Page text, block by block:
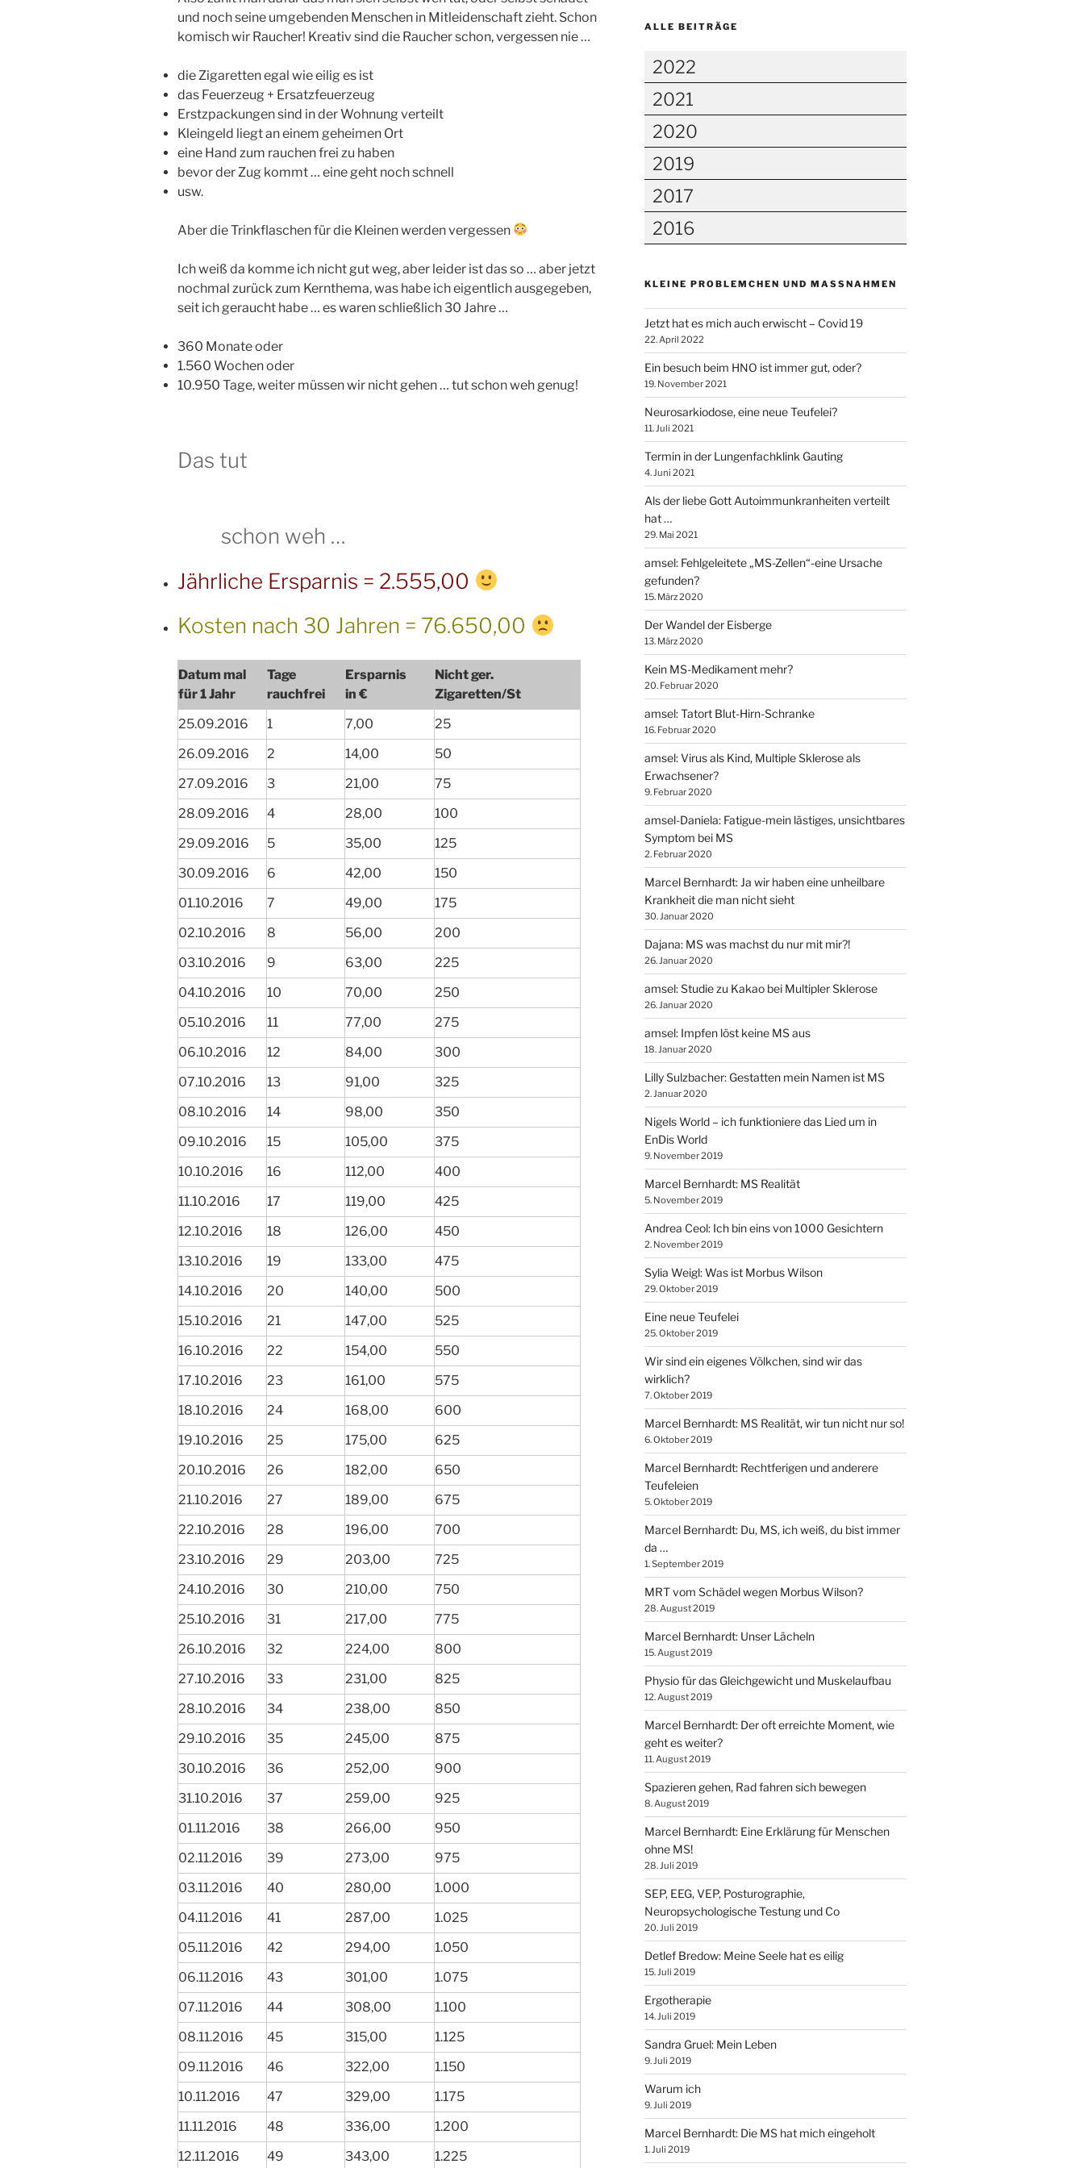
und noch seine umgebenden Menschen in Mitleidenschaft zieht. Schon
komisch wir Raucher! Kreativ sind die Raucher schon, vergessen nie …
die Zigaretten egal wie eilig es ist
das Feuerzeug + Ersatzfeuerzeug
Erstzpackungen sind in der Wohnung verteilt
Kleingeld liegt an einem geheimen Ort
eine Hand zum rauchen frei zu haben
bevor der Zug kommt … eine geht noch schnell
usw.
Aber die Trinkflaschen für die Kleinen werden vergessen
Ich weiß da komme ich nicht gut weg, aber leider ist das so … aber jetzt
nochmal zurück zum Kernthema, was habe ich eigentlich ausgegeben,
seit ich geraucht habe … es waren schließlich 30 Jahre …
360 Monate oder
1.560 Wochen oder
10.950 Tage, weiter müssen wir nicht gehen … tut schon weh genug!
Das tut
schon weh …
Jährliche Ersparnis = 2.555,00
Kosten nach 30 Jahren = 76.650,00
Datum mal
für 1 Jahr
Tage
rauchfrei
Ersparnis
in €
Nicht ger.
Zigaretten/St
25.09.2016
1 7,00
25
26.09.2016
2 14,00
50
27.09.2016
3 21,00
75
28.09.2016
4 28,00
100
29.09.2016
5 35,00
125
30.09.2016
6 42,00
150
01.10.2016
7 49,00
175
02.10.2016
8 56,00
200
03.10.2016
9 63,00
225
04.10.2016
10 70,00
250
05.10.2016
11 77,00
275
06.10.2016
12 84,00
300
07.10.2016
13 91,00
325
08.10.2016
14 98,00
350
09.10.2016
15 105,00
375
10.10.2016
16 112,00
400
11.10.2016
17 119,00
425
12.10.2016
18 126,00
450
13.10.2016
19 133,00
475
14.10.2016
20 140,00
500
15.10.2016
21 147,00
525
16.10.2016
22 154,00
550
17.10.2016
23 161,00
575
18.10.2016
24 168,00
600
19.10.2016
25 175,00
625
20.10.2016
26 182,00
650
21.10.2016
27 189,00
675
22.10.2016
28 196,00
700
23.10.2016
29 203,00
725
24.10.2016
30 210,00
750
25.10.2016
31 217,00
775
26.10.2016
32 224,00
800
27.10.2016
33 231,00
825
28.10.2016
34 238,00
850
29.10.2016
35 245,00
875
30.10.2016
36 252,00
900
31.10.2016
37 259,00
925
01.11.2016
38 266,00
950
02.11.2016
39 273,00
975
03.11.2016
40 280,00
1.000
04.11.2016
41 287,00
1.025
05.11.2016
42 294,00
1.050
06.11.2016
43 301,00
1.075
07.11.2016
44 308,00
1.100
08.11.2016
45 315,00
1.125
09.11.2016
46 322,00
1.150
10.11.2016
47 329,00
1.175
11.11.2016
48 336,00
1.200
12.11.2016
49 343,00 1.225
ALLE BEITRÄGE
2022
2021
2020
2019
2017
2016
KLEINE PROBLEMCHEN UND MASSNAHMEN
Jetzt hat es mich auch erwischt – Covid 19
22. April 2022
Ein besuch beim HNO ist immer gut, oder?
19. November 2021
Neurosarkiodose, eine neue Teufelei?
11. Juli 2021
Termin in der Lungenfachklink Gauting
4. Juni 2021
Als der liebe Gott Autoimmunkranheiten verteilt
hat …
29. Mai 2021
amsel: Fehlgeleitete „MS-Zellen“-eine Ursache
gefunden?
15. März 2020
Der Wandel der Eisberge
13. März 2020
Kein MS-Medikament mehr?
20. Februar 2020
amsel: Tatort Blut-Hirn-Schranke
16. Februar 2020
amsel: Virus als Kind, Multiple Sklerose als
Erwachsener?
9. Februar 2020
amsel-Daniela: Fatigue-mein lästiges, unsichtbares
Symptom bei MS
2. Februar 2020
Marcel Bernhardt: Ja wir haben eine unheilbare
Krankheit die man nicht sieht
30. Januar 2020
Dajana: MS was machst du nur mit mir?!
26. Januar 2020
amsel: Studie zu Kakao bei Multipler Sklerose
26. Januar 2020
amsel: Impfen löst keine MS aus
18. Januar 2020
Lilly Sulzbacher: Gestatten mein Namen ist MS
2. Januar 2020
Nigels World – ich funktioniere das Lied um in
EnDis World
9. November 2019
Marcel Bernhardt: MS Realität
5. November 2019
Andrea Ceol: Ich bin eins von 1000 Gesichtern
2. November 2019
Sylia Weigl: Was ist Morbus Wilson
29. Oktober 2019
Eine neue Teufelei
25. Oktober 2019
Wir sind ein eigenes Völkchen, sind wir das
wirklich?
7. Oktober 2019
Marcel Bernhardt: MS Realität, wir tun nicht nur so!
6. Oktober 2019
Marcel Bernhardt: Rechtferigen und anderere
Teufeleien
5. Oktober 2019
Marcel Bernhardt: Du, MS, ich weiß, du bist immer
da …
1. September 2019
MRT vom Schädel wegen Morbus Wilson?
28. August 2019
Marcel Bernhardt: Unser Lächeln
15. August 2019
Physio für das Gleichgewicht und Muskelaufbau
12. August 2019
Marcel Bernhardt: Der oft erreichte Moment, wie
geht es weiter?
11. August 2019
Spazieren gehen, Rad fahren sich bewegen
8. August 2019
Marcel Bernhardt: Eine Erklärung für Menschen
ohne MS!
28. Juli 2019
SEP, EEG, VEP, Posturographie,
Neuropsychologische Testung und Co
20. Juli 2019
Detlef Bredow‎: Meine Seele hat es eilig
15. Juli 2019
Ergotherapie
14. Juli 2019
Sandra Gruel: Mein Leben
9. Juli 2019
Warum ich
9. Juli 2019
Marcel Bernhardt‎: Die MS hat mich eingeholt
1. Juli 2019